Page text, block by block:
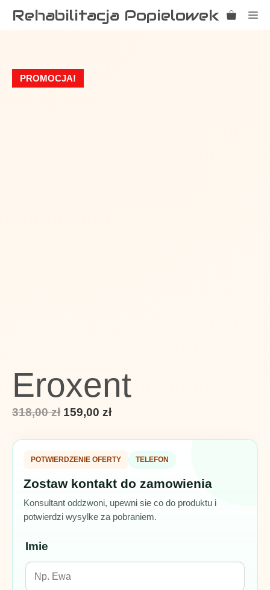
Przejdź
Rehabilitacja Popielowek
PROMOCJA!
Eroxent
318,00zł Pierwotna
318,00 zł.
159,00 złAktualna
159,00 zł.
POTWIERDZENIE OFERTY TELEFON
Zostaw kontakt do zamowienia
Konsultant oddzwoni, upewni sie co do produktu i
potwierdzi wysylke za pobraniem.
Imie